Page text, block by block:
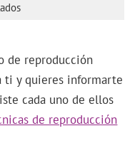
de reproducción
ti y quieres informarte
cada uno de ellos
de reproducción